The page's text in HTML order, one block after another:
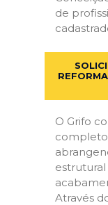
de
O Grifo
estrutural
Através